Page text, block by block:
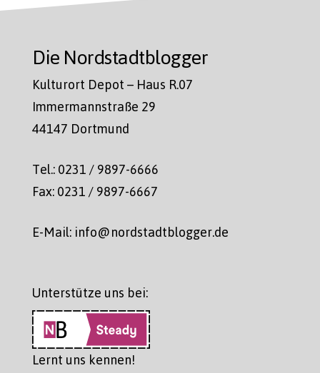
Die Nordstadtblogger
Kulturort Depot – Haus R.07
Immermannstraße 29
44147 Dortmund
Tel.: 0231 / 9897-6666
Fax: 0231 / 9897-6667
E-Mail: info@nordstadtblogger.de
Unterstütze uns bei:
Lernt uns kennen!